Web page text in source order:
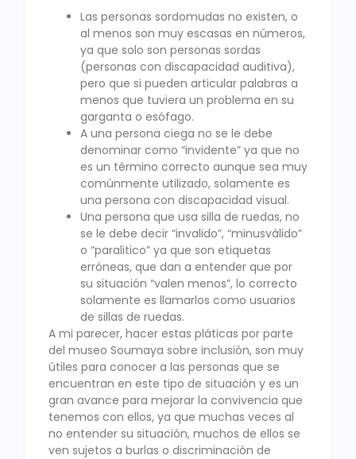
Las personas sordomudas no existen, o
al menos son muy escasas en números,
ya que solo son personas sordas
(personas con discapacidad auditiva),
pero que si pueden articular palabras a
menos que tuviera un problema en su
garganta o esófago.
A una persona ciega no se le debe
denominar como “invidente” ya que no
es un término correcto aunque sea muy
comúnmente utilizado, solamente es
una persona con discapacidad visual.
Una persona que usa silla de ruedas, no
se le debe decir “invalido”, “minusválido”
o “paralitico” ya que son etiquetas
erróneas, que dan a entender que por
su situación “valen menos”, lo correcto
solamente es llamarlos como usuarios
de sillas de ruedas.
A mi parecer, hacer estas pláticas por parte
del museo Soumaya sobre inclusión, son muy
útiles para conocer a las personas que se
encuentran en este tipo de situación y es un
gran avance para mejorar la convivencia que
tenemos con ellos, ya que muchas veces al
no entender su situación, muchos de ellos se
ven sujetos a burlas o discriminación de